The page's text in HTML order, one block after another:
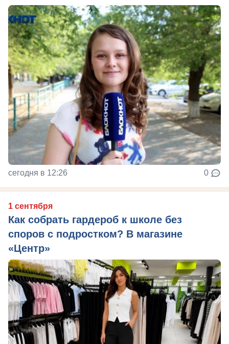
сегодня в 12:26 0
1 сентября
Как собрать гардероб к школе без
споров с подростком? В магазине
«Центр»